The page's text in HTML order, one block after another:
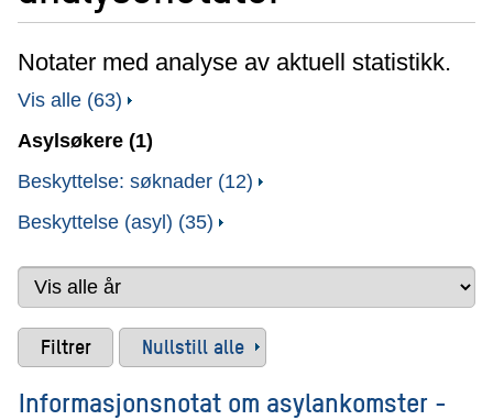
Notater med analyse av aktuell statistikk.
Vis alle (63)
Asylsøkere (1)
Beskyttelse: søknader (12)
Beskyttelse (asyl) (35)
Nullstill alle
Informasjonsnotat om asylankomster -